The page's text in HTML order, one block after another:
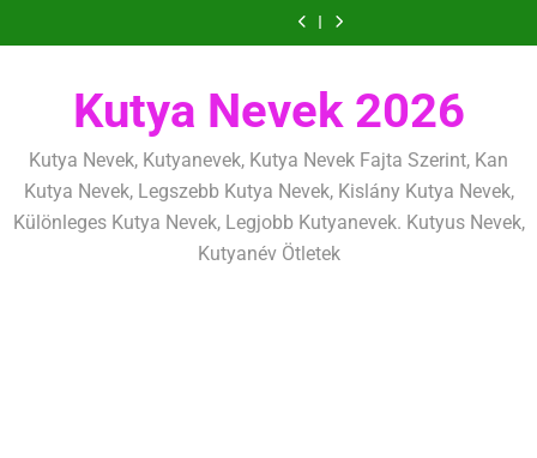
a
héten
kezdj
el
fizikailag
szeretettel,
amit
már
héten
kezdj
el
amik
egész
Kutya Nevek 2026
Kutya Nevek, Kutyanevek, Kutya Nevek Fajta Szerint, Kan
Kutya Nevek, Legszebb Kutya Nevek, Kislány Kutya Nevek,
Különleges Kutya Nevek, Legjobb Kutyanevek. Kutyus Nevek,
Kutyanév Ötletek